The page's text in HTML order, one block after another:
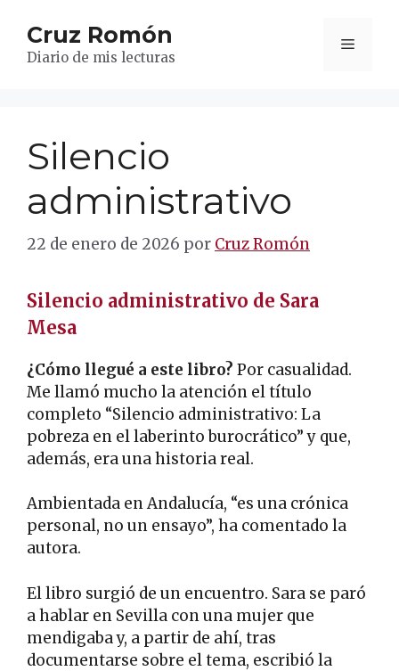
contenido
Cruz Romón
Diario de mis lecturas
Menú
Silencio
administrativo
22 de enero de 2026 por Cruz Romón
Silencio administrativo de Sara
Mesa
¿Cómo llegué a este libro? Por casualidad.
Me llamó mucho la atención el título
completo “Silencio administrativo: La
pobreza en el laberinto burocrático” y que,
además, era una historia real.
Ambientada en Andalucía, “es una crónica
personal, no un ensayo”, ha comentado la
autora.
El libro surgió de un encuentro. Sara se paró
a hablar en Sevilla con una mujer que
mendigaba y, a partir de ahí, tras
documentarse sobre el tema, escribió la